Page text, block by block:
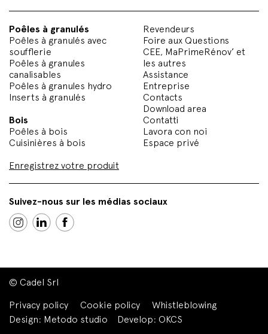
Poêles à granulés
Poêles à granulés avec
soufflerie
Poêles à granules
canalisables
Poêles à granules hydro
Inserts à granulés
Bois
Poêles à bois
Cuisinières à bois
Enregistrez votre produit
Revendeurs
Foire aux Questions
CEE, MaPrimeRénov’ et
les autres
Assistance
Entreprise
Contacts
Download area
Contatti
Lavora con noi
Espace privé
Suivez-nous sur les médias sociaux
© Cadel Srl
Privacy policy
Cookie policy
Whistleblowing
Design: Metodo studio Develop: OKCS